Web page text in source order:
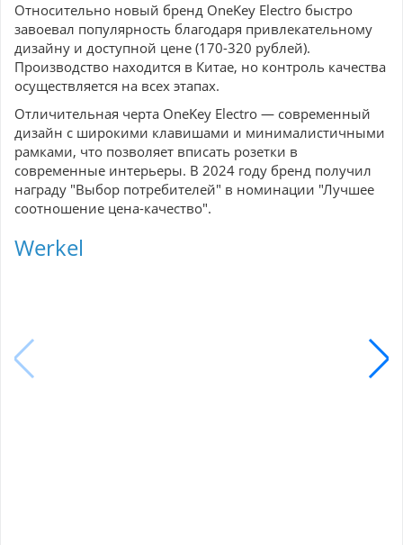
Относительно новый бренд OneKey Electro быстро
завоевал популярность благодаря привлекательному
дизайну и доступной цене (170-320 рублей).
Производство находится в Китае, но контроль качества
осуществляется на всех этапах.
Отличительная черта OneKey Electro — современный
дизайн с широкими клавишами и минималистичными
рамками, что позволяет вписать розетки в
современные интерьеры. В 2024 году бренд получил
награду "Выбор потребителей" в номинации "Лучшее
соотношение цена-качество".
Werkel